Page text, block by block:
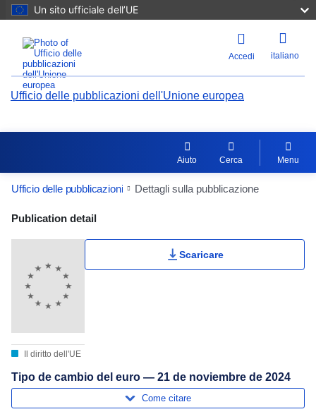
Un sito ufficiale dell’UE
Accedi italiano
Ufficio delle pubblicazioni dell'Unione europea
Aiuto Cerca Menu
Ufficio delle pubblicazioni Dettagli sulla pubblicazione
Publication Detail Actions Portlet
Valutazione utente
Publication detail
Il diritto dell'UE
Scaricare
Tipo de cambio del euro — 21 de noviembre de 2024
Come citare